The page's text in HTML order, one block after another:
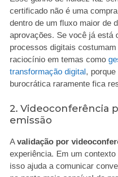
certificado não é uma
dentro de um fluxo maior de
aprovações. Se você já está
processos digitais
raciocínio em temas como
transformação digital ,
burocrática raramente fica
2. Videoconferência
emissão
A validação por
experiência. Em um
isso ajuda a comunicar